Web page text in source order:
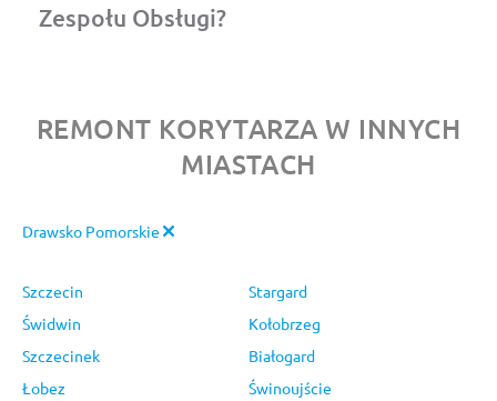
Zespołu Obsługi?
REMONT KORYTARZA W INNYCH
MIASTACH
Drawsko Pomorskie
Szczecin
Stargard
Świdwin
Kołobrzeg
Szczecinek
Białogard
Łobez
Świnoujście